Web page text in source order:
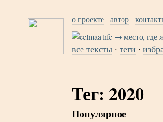
о проекте автор
все тексты ·теги ·
Тег: 2020
Популярное